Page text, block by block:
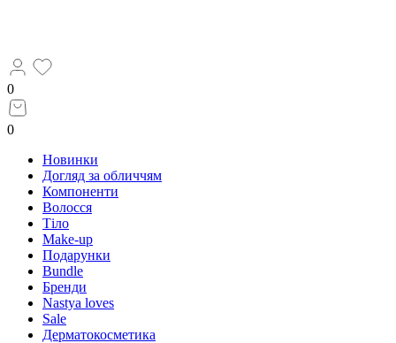
0
0
Новинки
Догляд за обличчям
Компоненти
Волосся
Тіло
Make-up
Подарунки
Bundle
Бренди
Nastya loves
Sale
Дерматокосметика